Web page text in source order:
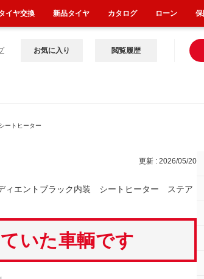
お気に入り 閲覧履歴
ートヒーター
更新 : 2026/05/20
エントブラック内装 シートヒーター ステア
いた車輌です
イヤ交換 新品タイヤ カタログ ローン